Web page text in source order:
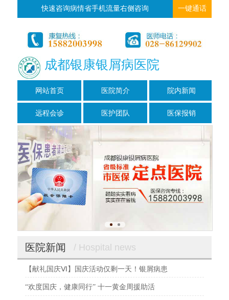
快速咨询病情省手机流量右侧咨询 一键通话
成都银康银屑病医院
网站首页 医院简介 院内新闻
远程会诊 医护团队 医保报销
医院新闻 / Hospital news
【献礼国庆Ⅵ】国庆活动仅剩一天！银屑病患
“欢度国庆，健康同行” 十一黄金周援助活